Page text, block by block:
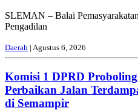
SLEMAN – Balai
Pengadilan
Daerah | Agustus 6, 2026
Komisi 1 DPRD
Perbaikan Jalan
di Semampir